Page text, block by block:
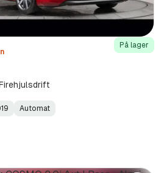
På lager
Automat